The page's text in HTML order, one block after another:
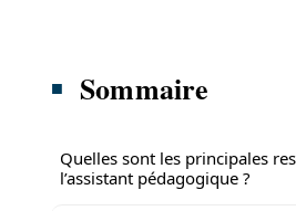
Sommaire
Quelles sont les principales
l’assistant pédagogique ?